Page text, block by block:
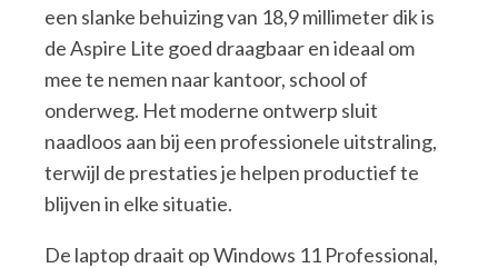
een slanke behuizing van 18,9 millimeter dik is
de Aspire Lite goed draagbaar en ideaal om
mee te nemen naar kantoor, school of
onderweg. Het moderne ontwerp sluit
naadloos aan bij een professionele uitstraling,
terwijl de prestaties je helpen productief te
blijven in elke situatie.
De laptop draait op Windows 11 Professional,